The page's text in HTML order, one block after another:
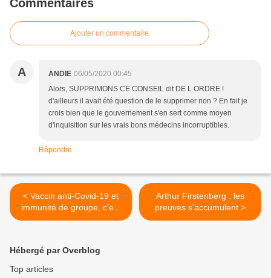
Commentaires
Ajouter un commentaire
A ANDIE 06/05/2020 00:45
Alors, SUPPRIMONS CE CONSEIL dit DE L ORDRE !
d'ailleurs il avait été question de le supprimer non ? En fait je
crois bien que le gouvernement s'en sert comme moyen
d'inquisition sur les vrais bons médecins incorruptibles.
Répondre
< Vaccin anti-Covid-19 et
immunité de groupe, c’est
non… et encore non
Arthur Firstenberg : les
preuves s'accumulent >
Hébergé par Overblog
Top articles